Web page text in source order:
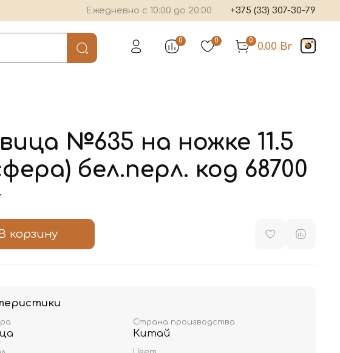
Ежедневно с 10:00 до 20:00 +375 (33) 307-30-79
0 0 0
0.00 Br
№635 на ножке 11.5
бел.перл. код 68700
В корзину
Страна производства
Китай